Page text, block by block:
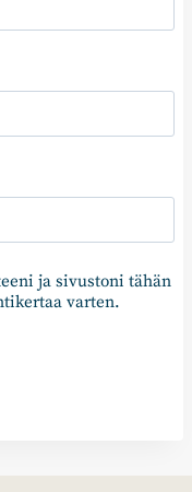
ja sivustoni tähän
varten.